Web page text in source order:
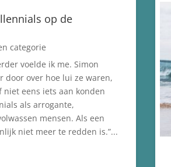
op de
categorie
voelde ik me. Simon
door over hoe lui ze waren,
niet eens iets aan konden
als arrogante,
mensen. Als een
niet meer te redden is.”...